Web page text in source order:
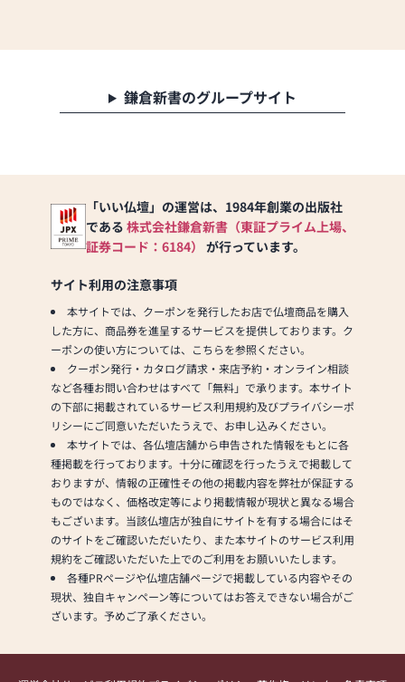
鎌倉新書のグループサイト
「いい仏壇」の運営は、1984年創業の出版社
である 株式会社鎌倉新書（東証プライム上場、
証券コード：6184） が行っています。
サイト利用の注意事項
本サイトでは、クーポンを発行したお店で仏壇商品を購入
した方に、商品券を進呈するサービスを提供しております。ク
ーポンの使い方については、こちらを参照ください。
クーポン発行・カタログ請求・来店予約・オンライン相談
など各種お問い合わせはすべて「無料」で承ります。本サイト
の下部に掲載されているサービス利用規約及びプライバシーポ
リシーにご同意いただいたうえで、お申し込みください。
本サイトでは、各仏壇店舗から申告された情報をもとに各
種掲載を行っております。十分に確認を行ったうえで掲載して
おりますが、情報の正確性その他の掲載内容を弊社が保証する
ものではなく、価格改定等により掲載情報が現状と異なる場合
もございます。当該仏壇店が独自にサイトを有する場合にはそ
のサイトをご確認いただいたり、また本サイトのサービス利用
規約をご確認いただいた上でのご利用をお願いいたします。
各種PRページや仏壇店舗ページで掲載している内容やその
現状、独自キャンペーン等についてはお答えできない場合がご
ざいます。予めご了承ください。